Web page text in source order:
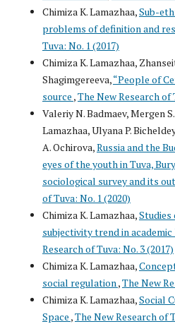
Chimiza K. Lamazhaa,Sub-
problems of definition and
Tuva: No. 1 (2017)
Chimiza K. Lamazhaa,
Shagimgereeva,“People of
source ,The New Research of
Valeriy N. Badmaev, Mergen
Lamazhaa, Ulyana P.
A. Ochirova,Russia and the
eyes of the youth in Tuva,
sociological survey and its
of Tuva: No. 1 (2020)
Chimiza K. Lamazhaa,Studies
subjectivity trend in
Research of Tuva: No. 3 (2017)
Chimiza K. Lamazhaa,
social regulation,The New
Chimiza K. Lamazhaa,Social
Space ,The New Research of